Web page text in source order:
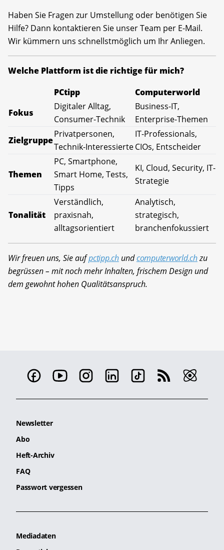
Haben Sie Fragen zur Umstellung oder benötigen Sie
Hilfe? Dann kontaktieren Sie unser Team per E-Mail.
Wir kümmern uns schnellstmöglich um Ihr Anliegen.
Welche Plattform ist die richtige für mich?
PCtipp
Computerworld
Fokus
Digitaler Alltag,
Consumer-Technik
Business-IT,
Enterprise-Themen
Zielgruppe
Privatpersonen,
Technik-Interessierte
IT-Professionals,
CIOs, Entscheider
Themen
PC, Smartphone,
Smart Home, Tests,
Tipps
KI, Cloud, Security, IT-
Strategie
Tonalität
Verständlich,
praxisnah,
alltagsorientiert
Analytisch,
strategisch,
branchenfokussiert
Wir freuen uns, Sie aufpctipp.chundcomputerworld.chzu
begrüssen – mit noch mehr Inhalten, frischem Design und
dem gewohnt hohen Qualitätsanspruch.
Newsletter
Abo
Heft-Archiv
FAQ
Passwort vergessen
Mediadaten